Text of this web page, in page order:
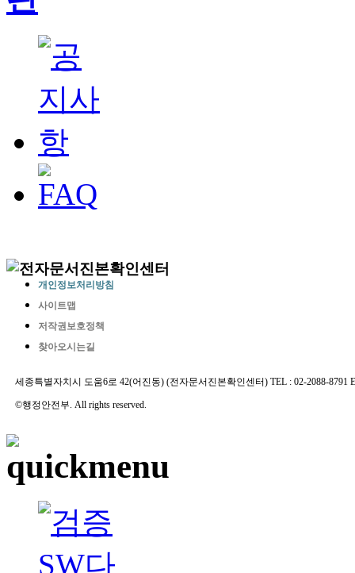
개인정보처리방침
사이트맵
저작권보호정책
찾아오시는길
세종특별자치시 도움6로 42(어진동) (전자문서진본확인센터) TEL : 02-2088-8791
©행정안전부. All rights reserved.